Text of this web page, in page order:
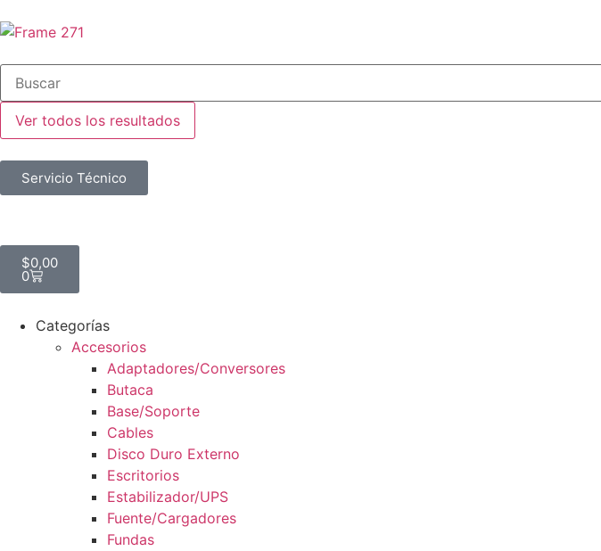
Ver todos los resultados
Servicio Técnico
$0,00
0
Categorías
Accesorios
Adaptadores/Conversores
Butaca
Base/Soporte
Cables
Disco Duro Externo
Escritorios
Estabilizador/UPS
Fuente/Cargadores
Fundas